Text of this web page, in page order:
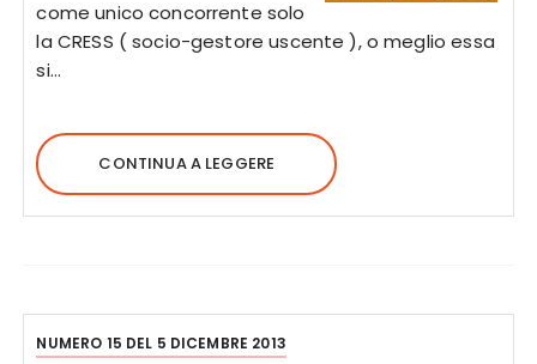
come unico concorrente solo
la CRESS ( socio-gestore uscente ), o meglio essa
si…
CONTINUA A LEGGERE
NUMERO 15 DEL 5 DICEMBRE 2013